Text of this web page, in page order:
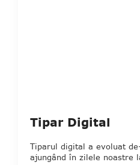
Tipar Digital
Tiparul digital a evoluat
ajungând în zilele noastre